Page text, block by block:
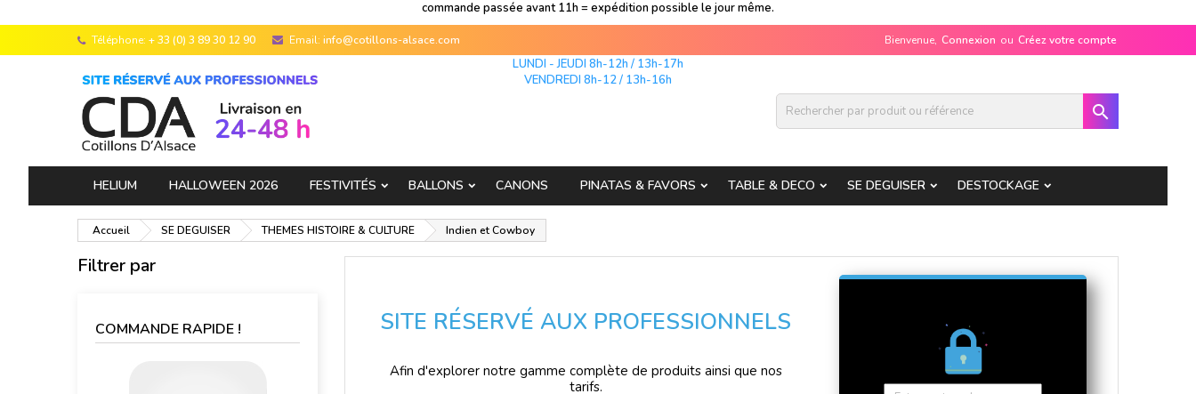
commande passée avant 11h = expédition possible le jour même.
Téléphone: + 33 (0) 3 89 30 12 90 Email: info@cotillons-alsace.com Bienvenue, Connexion ou Créez votre compte

LUNDI - JEUDI 8h-12h / 13h-17h
VENDREDI 8h-12 / 13h-16h
HELIUM HALLOWEEN 2026 FESTIVITÉS BALLONS CANONS PINATAS & FAVORS TABLE & DECO SE DEGUISER DESTOCKAGE
Accueil SE DEGUISER THEMES HISTOIRE & CULTURE Indien et Cowboy
Filtrer par
COMMANDE RAPIDE ! SITE RÉSERVÉ AUX PROFESSIONNELS
Afin d'explorer notre gamme complète de produits ainsi que nos
tarifs.